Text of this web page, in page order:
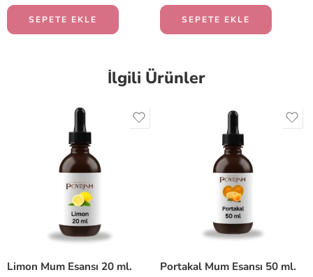
SEPETE EKLE SEPETE EKLE
İlgili Ürünler
Limon Mum Esansı 20 ml. Portakal Mum Esansı 50 ml.